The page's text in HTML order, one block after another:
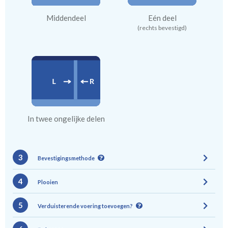
Middendeel Eén deel
(rechts bevestigd)
In twee ongelijke delen
3 Bevestigingsmethode
4 Plooien
5 Verduisterende voering toevoegen?